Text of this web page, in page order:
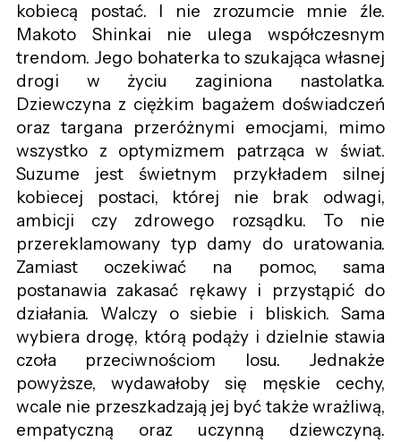
kobiecą postać. I nie zrozumcie mnie źle.
Makoto Shinkai nie ulega współczesnym
trendom. Jego bohaterka to szukająca własnej
drogi w życiu zaginiona nastolatka.
Dziewczyna z ciężkim bagażem doświadczeń
oraz targana przeróżnymi emocjami, mimo
wszystko z optymizmem patrząca w świat.
Suzume jest świetnym przykładem silnej
kobiecej postaci, której nie brak odwagi,
ambicji czy zdrowego rozsądku. To nie
przereklamowany typ damy do uratowania.
Zamiast oczekiwać na pomoc, sama
postanawia zakasać rękawy i przystąpić do
działania. Walczy o siebie i bliskich. Sama
wybiera drogę, którą podąży i dzielnie stawia
czoła przeciwnościom losu. Jednakże
powyższe, wydawałoby się męskie cechy,
wcale nie przeszkadzają jej być także wrażliwą,
empatyczną oraz uczynną dziewczyną.